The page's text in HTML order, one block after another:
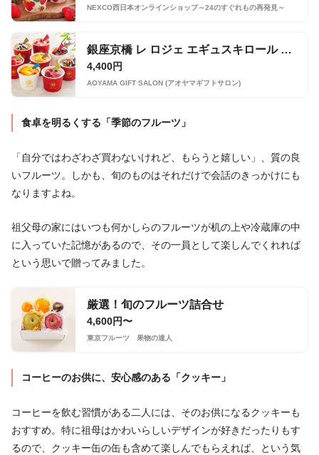
NEXCO西日本オンラインショップ～24のすぐれもの再発見～
銀座京橋 レ ロジェ エギュスキロール アイス(8個詰め合わせ)
4,400円
AOYAMA GIFT SALON (アオヤマギフトサロン)
食卓を明るくする「季節のフルーツ」
「自分ではわざわざ買わないけれど、もらうと嬉しい」、質の良
いフルーツ。しかも、旬のものはそれだけで会話のきっかけにも
なりますよね。
祖父母の家にはいつも何かしらのフルーツが机の上や冷蔵庫の中
に入っていた記憶があるので、その一員として楽しんでくれれば
という思いで贈ってみました。
厳選！旬のフルーツ詰合せ
4,600円〜
東京フルーツ 果物の達人
コーヒーのお供に、安心感のある「クッキー」
コーヒーを飲む習慣がある二人には、そのお供になるクッキーも
おすすめ。特に祖母はかわいらしいデザインが好きだったりもす
るので、クッキー缶の缶も含めて楽しんでもらえれば、という気